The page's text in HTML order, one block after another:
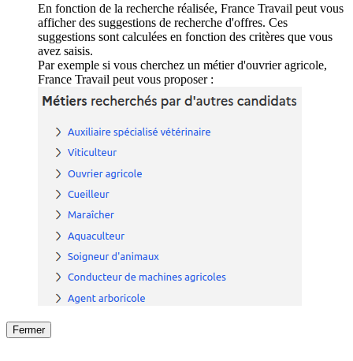
En fonction de la recherche réalisée, France Travail peut vous
afficher des suggestions de recherche d'offres. Ces
suggestions sont calculées en fonction des critères que vous
avez saisis.
Par exemple si vous cherchez un métier d'ouvrier agricole,
France Travail peut vous proposer :
Fermer